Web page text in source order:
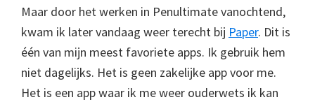
Maar door het werken in Penultimate vanochtend,
kwam ik later vandaag weer terecht bij Paper. Dit is
één van mijn meest favoriete apps. Ik gebruik hem
niet dagelijks. Het is geen zakelijke app voor me.
Het is een app waar ik me weer ouderwets ik kan